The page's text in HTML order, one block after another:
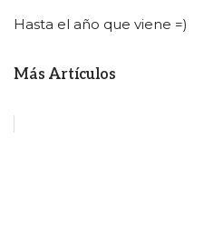
Hasta el año que viene =)
Más Artículos